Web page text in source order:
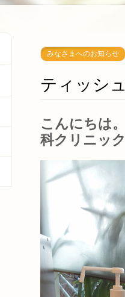
みなさまへのお知らせ
ティッシ
こんにちは
科クリニッ